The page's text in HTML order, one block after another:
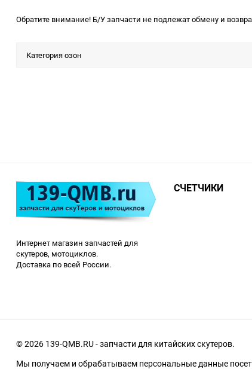
Обратите внимание! Б/У запчасти не подлежат обмену и
Категория озон
Интернет магазин запчастей для
скутеров, мотоциклов.
Доставка по всей России.
СЧЕТЧИКИ
© 2026 139-QMB.RU - запчасти для китайских скутеров.
Мы получаем и обрабатываем персональные данные